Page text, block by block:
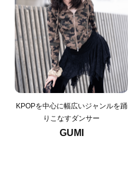
KPOPを中心に幅広いジャンルを踊
りこなすダンサー
GUMI